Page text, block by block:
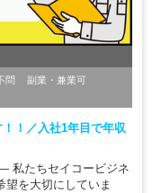
問
副業・兼業可
！！／入社1年目で年収
たちセイコービジネ
望を大切にしていま